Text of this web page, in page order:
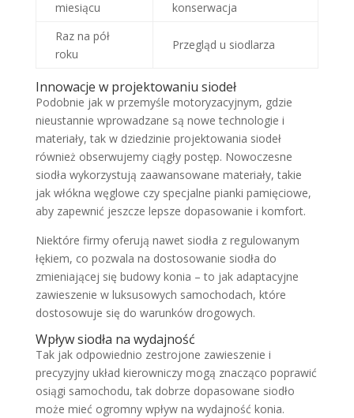
miesiącu
konserwacja
Raz na pół
roku
Przegląd u siodlarza
Innowacje w projektowaniu siodeł
Podobnie jak w przemyśle motoryzacyjnym, gdzie
nieustannie wprowadzane są nowe technologie i
materiały, tak w dziedzinie projektowania siodeł
również obserwujemy ciągły postęp. Nowoczesne
siodła wykorzystują zaawansowane materiały, takie
jak włókna węglowe czy specjalne pianki pamięciowe,
aby zapewnić jeszcze lepsze dopasowanie i komfort.
Niektóre firmy oferują nawet siodła z regulowanym
łękiem, co pozwala na dostosowanie siodła do
zmieniającej się budowy konia – to jak adaptacyjne
zawieszenie w luksusowych samochodach, które
dostosowuje się do warunków drogowych.
Wpływ siodła na wydajność
Tak jak odpowiednio zestrojone zawieszenie i
precyzyjny układ kierowniczy mogą znacząco poprawić
osiągi samochodu, tak dobrze dopasowane siodło
może mieć ogromny wpływ na wydajność konia.